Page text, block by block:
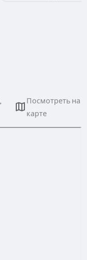
Посмотреть на
карте